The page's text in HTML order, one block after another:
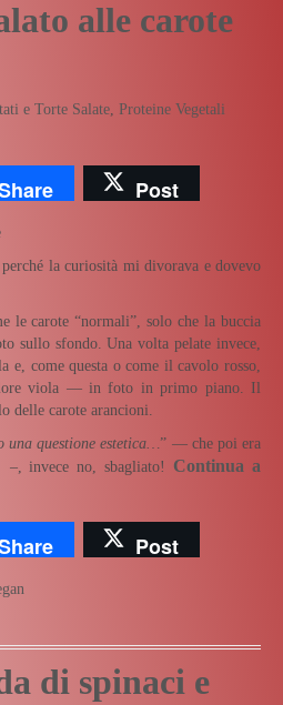
alle carote
e Torte Salate, Proteine Vegetali
Post
, perché la curiosità mi divorava e dovevo
le carote “normali”, solo che la buccia
sullo sfondo. Una volta pelate invece,
e, come questa o come il cavolo rosso,
viola — in foto in primo piano. Il
delle carote arancioni.
una questione estetica…” — che poi era
–, invece no, sbagliato! Continua a
Post
di spinaci e